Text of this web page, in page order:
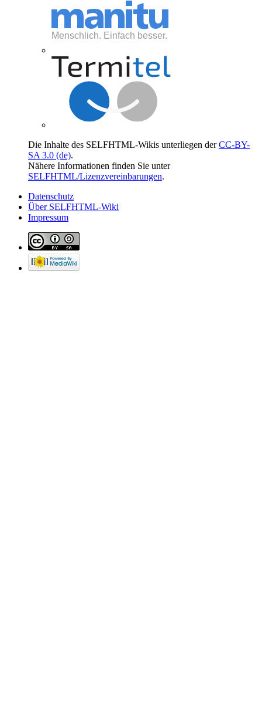
Die Inhalte des SELFHTML-Wikis unterliegen derCC-BY-
SA 3.0 (de).
Nähere Informationen finden Sie unter
SELFHTML/Lizenzvereinbarungen.
Datenschutz
Über SELFHTML-Wiki
Impressum